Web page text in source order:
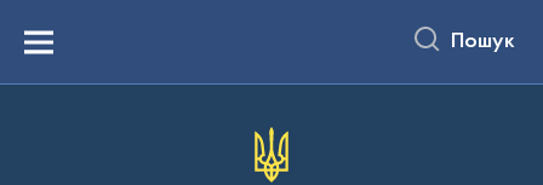
вмістуMenu Пошук